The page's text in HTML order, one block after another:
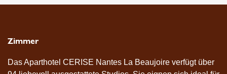
Zimmer
Das Aparthotel CERISE Nantes La Beaujoire verfügt über